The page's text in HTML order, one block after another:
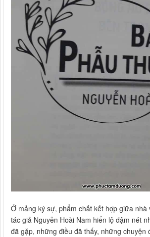
Ở mảng ký sự, phẩm chất kết hợp giữa nhà
tác giả Nguyễn Hoài Nam hiển lộ đậm nét
đã gặp, những điều đã thấy, những chuyện